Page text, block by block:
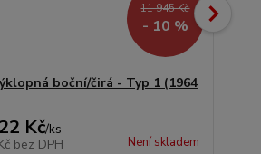
11 945 Kč
- 10 %
boční/čirá - Typ 1 (1964
Kč/ks
bez DPH Není skladem